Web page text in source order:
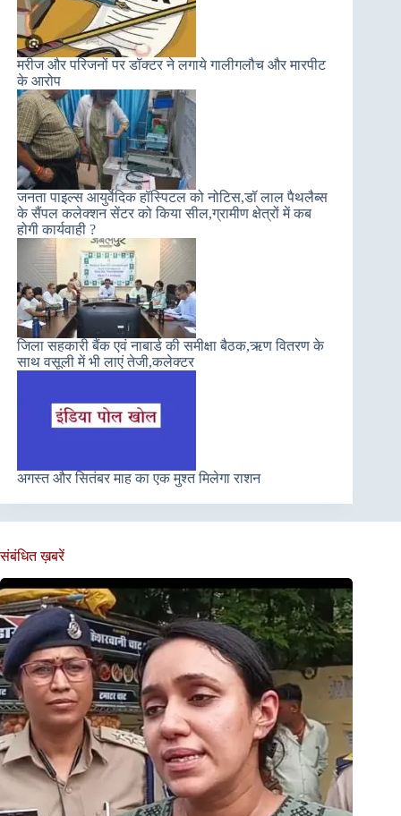
मरीज और परिजनों पर डॉक्टर ने लगाये गालीगलौच और मारपीट
के आरोप
जनता पाइल्स आयुर्वेदिक हॉस्पिटल को नोटिस,डॉ लाल पैथलैब्स
के सैंपल कलेक्शन सेंटर को किया सील,ग्रामीण क्षेत्रों में कब
होगी कार्यवाही ?
जिला सहकारी बैंक एवं नाबार्ड की समीक्षा बैठक,ऋण वितरण के
साथ वसूली में भी लाएं तेजी,कलेक्टर
अगस्त और सितंबर माह का एक मुश्त मिलेगा राशन
संबंधित ख़बरें